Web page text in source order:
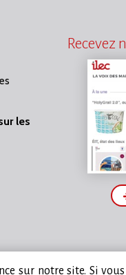
les
Recevez
sur notre site. Si